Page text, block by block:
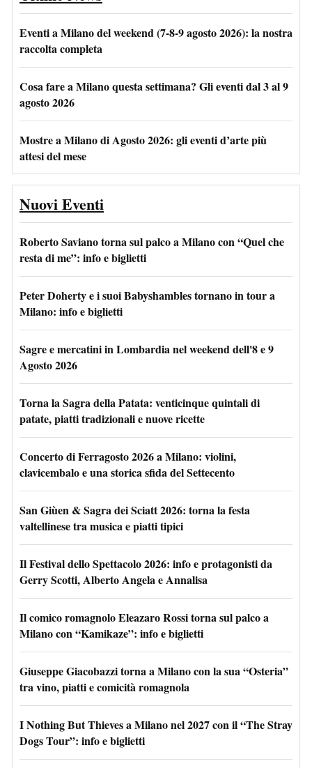
Eventi a Milano del weekend (7-8-9 agosto 2026): la nostra
raccolta completa
Cosa fare a Milano questa settimana? Gli eventi dal 3 al 9
agosto 2026
Mostre a Milano di Agosto 2026: gli eventi d’arte più
attesi del mese
Nuovi Eventi
Roberto Saviano torna sul palco a Milano con “Quel che
resta di me”: info e biglietti
Peter Doherty e i suoi Babyshambles tornano in tour a
Milano: info e biglietti
Sagre e mercatini in Lombardia nel weekend dell'8 e 9
Agosto 2026
Torna la Sagra della Patata: venticinque quintali di
patate, piatti tradizionali e nuove ricette
Concerto di Ferragosto 2026 a Milano: violini,
clavicembalo e una storica sfida del Settecento
San Giùen & Sagra dei Sciatt 2026: torna la festa
valtellinese tra musica e piatti tipici
Il Festival dello Spettacolo 2026: info e protagonisti da
Gerry Scotti, Alberto Angela e Annalisa
Il comico romagnolo Eleazaro Rossi torna sul palco a
Milano con “Kamikaze”: info e biglietti
Giuseppe Giacobazzi torna a Milano con la sua “Osteria”
tra vino, piatti e comicità romagnola
I Nothing But Thieves a Milano nel 2027 con il “The Stray
Dogs Tour”: info e biglietti